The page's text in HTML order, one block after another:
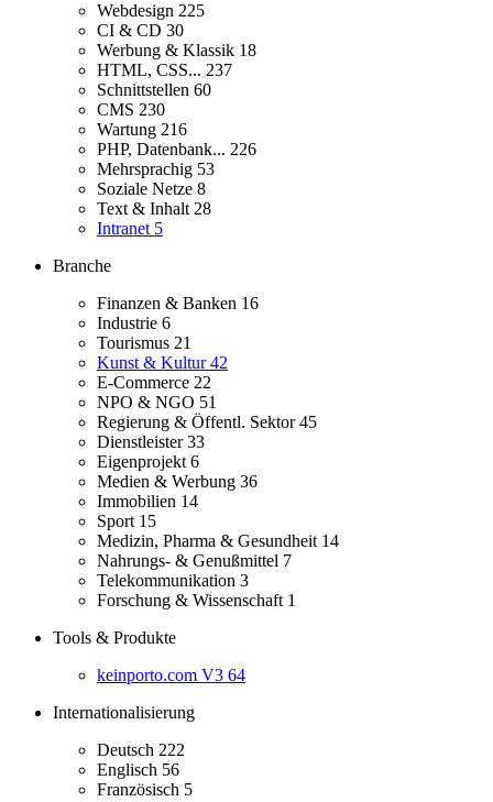
Webdesign 225
CI & CD 30
Werbung & Klassik 18
HTML, CSS... 237
Schnittstellen 60
CMS 230
Wartung 216
PHP, Datenbank... 226
Mehrsprachig 53
Soziale Netze 8
Text & Inhalt 28
Intranet 5
Branche
Finanzen & Banken 16
Industrie 6
Tourismus 21
Kunst & Kultur42
E-Commerce 22
NPO & NGO 51
Regierung & Öffentl. Sektor45
Dienstleister33
Eigenprojekt 6
Medien & Werbung 36
Immobilien 14
Sport 15
Medizin, Pharma & Gesundheit 14
Nahrungs- & Genußmittel 7
Telekommunikation 3
Forschung & Wissenschaft 1
Tools & Produkte
keinporto.com V3 64
Internationalisierung
Deutsch 222
Englisch 56
Französisch 5